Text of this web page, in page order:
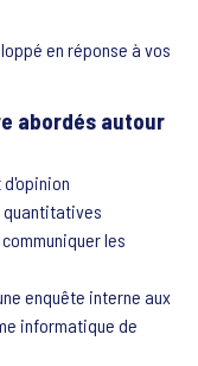
en réponse à vos
abordés autour
quantitatives
les
enquête interne aux
informatique de